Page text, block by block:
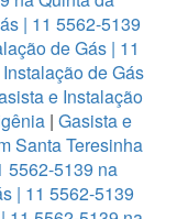
| 11 5562-5139
de Gás | 11
de Gás
e Instalação
| Gasista e
Santa Teresinha
5562-5139 na
| 11 5562-5139